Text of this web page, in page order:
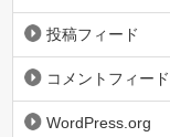
投稿フィード
コメントフィード
WordPress.org